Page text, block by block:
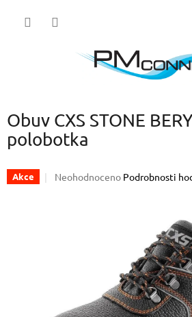
Obuv CXS STONE
polobotka
Akce
Průměrné
Neohodnoceno Podrobnosti